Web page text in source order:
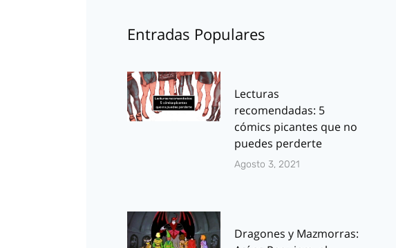
Entradas Populares
Lecturas
recomendadas: 5
cómics picantes que no
puedes perderte
Agosto 3, 2021
Dragones y Mazmorras: